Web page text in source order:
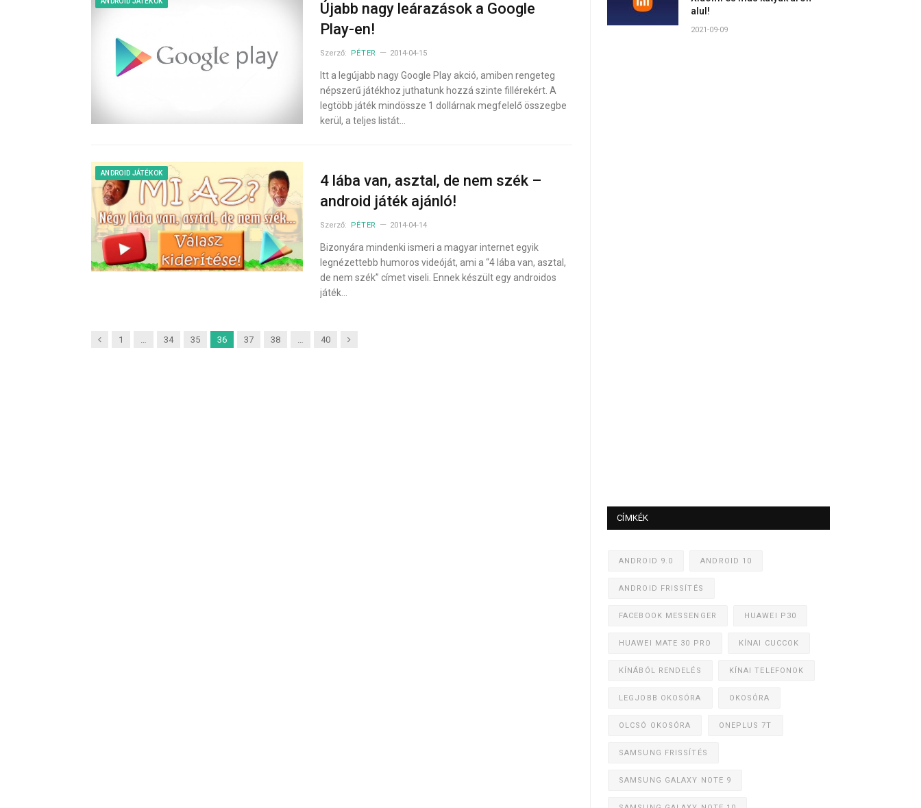
Újabb nagy leárazások a Google
Play-en!
Szerző: PÉTER 2014-04-15
Itt a legújabb nagy Google Play akció, amiben rengeteg
népszerű játékhoz juthatunk hozzá szinte fillérekért. A
legtöbb játék mindössze 1 dollárnak megfelelő összegbe
kerül, a teljes listát…
ANDROID JÁTÉKOK
4 lába van, asztal, de nem szék –
android játék ajánló!
Szerző: PÉTER 2014-04-14
Bizonyára mindenki ismeri a magyar internet egyik
legnézettebb humoros videóját, ami a “4 lába van, asztal,
de nem szék” címet viseli. Ennek készült egy androidos
játék…
Previous
1 … 34 35 36 37 38 … 40 Next
alul!
2021-09-09
CÍMKÉK
ANDROID 9.0 ANDROID 10
ANDROID FRISSÍTÉS
FACEBOOK MESSENGER HUAWEI P30
HUAWEI MATE 30 PRO KÍNAI CUCCOK
KÍNÁBÓL RENDELÉS KÍNAI TELEFONOK
LEGJOBB OKOSÓRA OKOSÓRA
OLCSÓ OKOSÓRA ONEPLUS 7T
SAMSUNG FRISSÍTÉS
SAMSUNG GALAXY NOTE 9